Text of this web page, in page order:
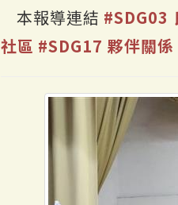
本報導連結 #SDG03
社區 #SDG17 夥伴關係